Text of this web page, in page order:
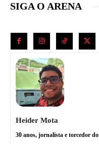
SIGA O ARENA
Heider Mota
30 anos, jornalista e torcedor